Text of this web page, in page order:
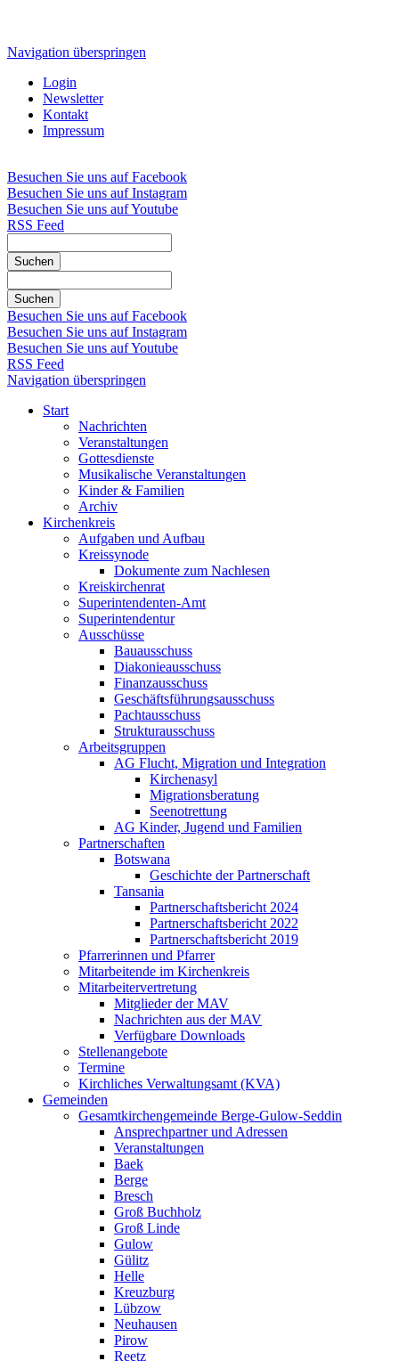
Navigation überspringen
Login
Newsletter
Kontakt
Impressum
Besuchen Sie uns auf Facebook
Besuchen Sie uns auf Instagram
Besuchen Sie uns auf Youtube
RSS Feed
Suchen
Suchen
Besuchen Sie uns auf Facebook
Besuchen Sie uns auf Instagram
Besuchen Sie uns auf Youtube
RSS Feed
Navigation überspringen
Start
Nachrichten
Veranstaltungen
Gottesdienste
Musikalische Veranstaltungen
Kinder & Familien
Archiv
Kirchenkreis
Aufgaben und Aufbau
Kreissynode
Dokumente zum Nachlesen
Kreiskirchenrat
Superintendenten-Amt
Superintendentur
Ausschüsse
Bauausschuss
Diakonieausschuss
Finanzausschuss
Geschäftsführungsausschuss
Pachtausschuss
Strukturausschuss
Arbeitsgruppen
AG Flucht, Migration und Integration
Kirchenasyl
Migrationsberatung
Seenotrettung
AG Kinder, Jugend und Familien
Partnerschaften
Botswana
Geschichte der Partnerschaft
Tansania
Partnerschaftsbericht 2024
Partnerschaftsbericht 2022
Partnerschaftsbericht 2019
Pfarrerinnen und Pfarrer
Mitarbeitende im Kirchenkreis
Mitarbeitervertretung
Mitglieder der MAV
Nachrichten aus der MAV
Verfügbare Downloads
Stellenangebote
Termine
Kirchliches Verwaltungsamt (KVA)
Gemeinden
Gesamtkirchengemeinde Berge-Gulow-Seddin
Ansprechpartner und Adressen
Veranstaltungen
Baek
Berge
Bresch
Groß Buchholz
Groß Linde
Gulow
Gülitz
Helle
Kreuzburg
Lübzow
Neuhausen
Pirow
Reetz